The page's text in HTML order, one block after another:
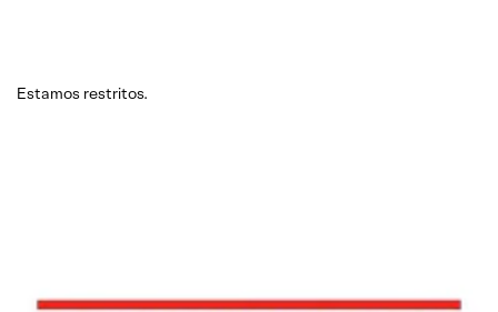
Estamos restritos.